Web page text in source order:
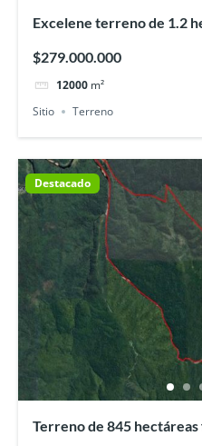
Excelene terreno de 1.2
$279.000.000
12000 m²
Sitio
Terreno
Destacado
Terreno de 845